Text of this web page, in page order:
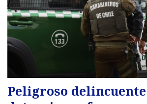
Peligroso delincuente